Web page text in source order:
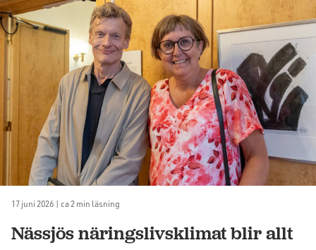
17 juni 2026 | ca 2 min läsning
Nässjös näringslivsklimat blir allt